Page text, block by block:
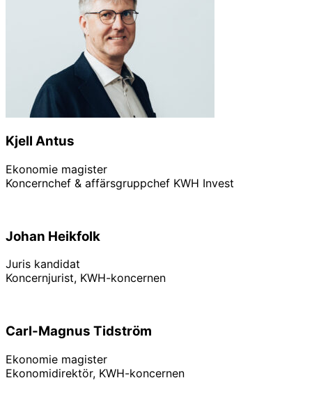
Kjell Antus
Ekonomie magister
Koncernchef & affärsgruppchef KWH Invest
Johan Heikfolk
Juris kandidat
Koncernjurist, KWH-koncernen
Carl-Magnus Tidström
Ekonomie magister
Ekonomidirektör, KWH-koncernen